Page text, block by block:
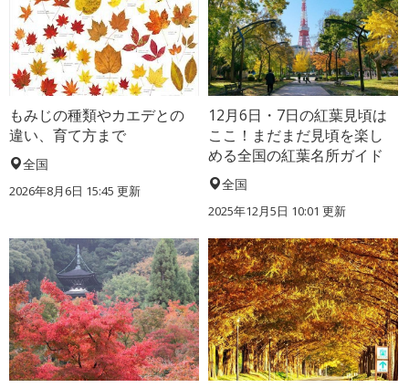
もみじの種類やカエデとの
違い、育て方まで
全国
2026年8月6日 15:45 更新
12月6日・7日の紅葉見頃は
ここ！まだまだ見頃を楽し
める全国の紅葉名所ガイド
全国
2025年12月5日 10:01 更新